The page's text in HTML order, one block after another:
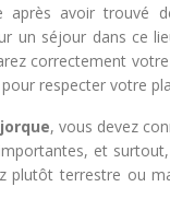
avoir trouvé
un séjour dans ce
correctement votre
respecter votre
, vous devez
et
terrestre ou